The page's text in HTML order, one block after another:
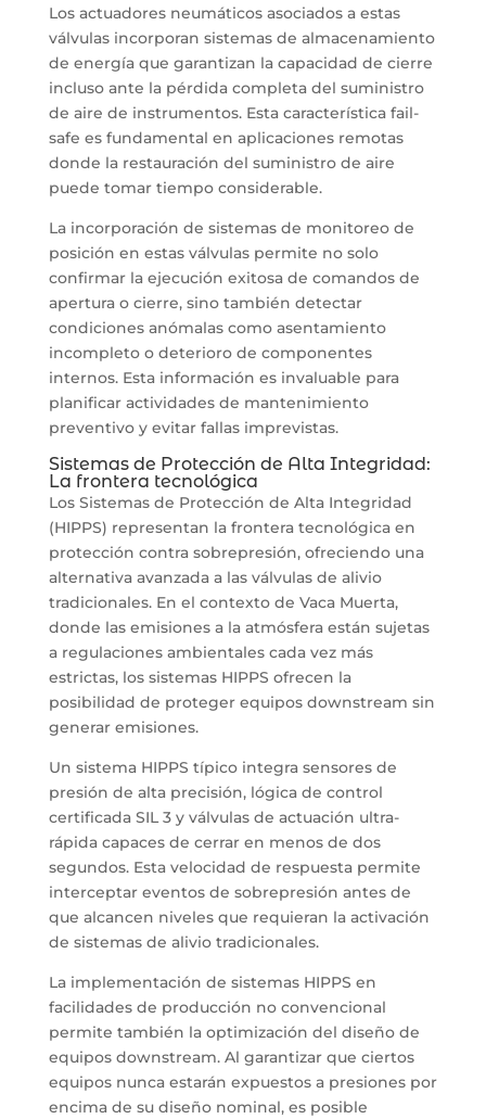
Los actuadores neumáticos asociados a estas
válvulas incorporan sistemas de almacenamiento
de energía que garantizan la capacidad de cierre
incluso ante la pérdida completa del suministro
de aire de instrumentos. Esta característica fail-
safe es fundamental en aplicaciones remotas
donde la restauración del suministro de aire
puede tomar tiempo considerable.
La incorporación de sistemas de monitoreo de
posición en estas válvulas permite no solo
confirmar la ejecución exitosa de comandos de
apertura o cierre, sino también detectar
condiciones anómalas como asentamiento
incompleto o deterioro de componentes
internos. Esta información es invaluable para
planificar actividades de mantenimiento
preventivo y evitar fallas imprevistas.
Sistemas de Protección de Alta Integridad:
La frontera tecnológica
Los Sistemas de Protección de Alta Integridad
(HIPPS) representan la frontera tecnológica en
protección contra sobrepresión, ofreciendo una
alternativa avanzada a las válvulas de alivio
tradicionales. En el contexto de Vaca Muerta,
donde las emisiones a la atmósfera están sujetas
a regulaciones ambientales cada vez más
estrictas, los sistemas HIPPS ofrecen la
posibilidad de proteger equipos downstream sin
generar emisiones.
Un sistema HIPPS típico integra sensores de
presión de alta precisión, lógica de control
certificada SIL 3 y válvulas de actuación ultra-
rápida capaces de cerrar en menos de dos
segundos. Esta velocidad de respuesta permite
interceptar eventos de sobrepresión antes de
que alcancen niveles que requieran la activación
de sistemas de alivio tradicionales.
La implementación de sistemas HIPPS en
facilidades de producción no convencional
permite también la optimización del diseño de
equipos downstream. Al garantizar que ciertos
equipos nunca estarán expuestos a presiones por
encima de su diseño nominal, es posible